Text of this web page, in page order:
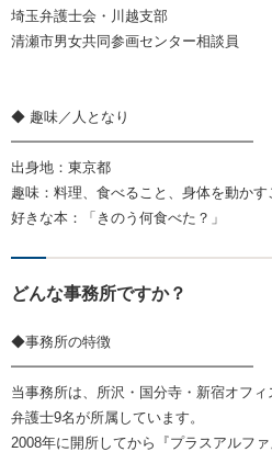
埼玉弁護士会・川越支部
清瀬市男女共同参画センター相談員
◆ 趣味／人となり
━━━━━━━━━━━━━━━━━
出身地：東京都
趣味：料理、食べること、身体を動かす
好きな本：「きのう何食べた？」
どんな事務所ですか？
◆事務所の特徴
━━━━━━━━━━━━━━━━━
当事務所は、所沢・国分寺・新宿オフィ
弁護士9名が所属しています。
2008年に開所してから『プラスアルフ